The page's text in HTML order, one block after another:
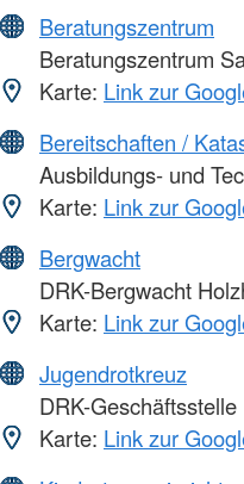
Beratungszentrum
Beratungszentrum
Karte: Link zur
Bereitschaften /
Ausbildungs- und
Karte: Link zur
Bergwacht
DRK-Bergwacht
Karte: Link zur
Jugendrotkreuz
DRK-Geschäftsstelle
Karte: Link zur